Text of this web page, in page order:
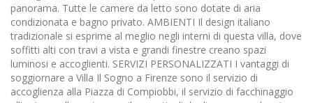
panorama. Tutte le camere da letto sono dotate di aria
condizionata e bagno privato. AMBIENTI Il design italiano
tradizionale si esprime al meglio negli interni di questa villa, dove
soffitti alti con travi a vista e grandi finestre creano spazi
luminosi e accoglienti. SERVIZI PERSONALIZZATI I vantaggi di
soggiornare a Villa Il Sogno a Firenze sono il servizio di
accoglienza alla Piazza di Compiobbi, il servizio di facchinaggio